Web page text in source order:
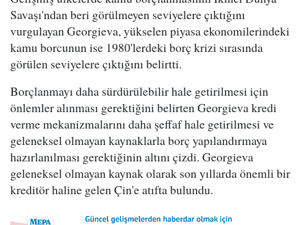
Savaşı'ndan beri görülmeyen seviyelere çıktığını
vurgulayan Georgieva, yükselen piyasa ekonomilerindeki
kamu borcunun ise 1980'lerdeki borç krizi sırasında
görülen seviyelere çıktığını belirtti.
Borçlanmayı daha sürdürülebilir hale getirilmesi için
önlemler alınması gerektiğini belirten Georgieva kredi
verme mekanizmalarını daha şeffaf hale getirilmesi ve
geleneksel olmayan kaynaklarla borç yapılandırmaya
hazırlanılması gerektiğinin altını çizdi. Georgieva
geleneksel olmayan kaynak olarak son yıllarda önemli bir
kreditör haline gelen Çin'e atıfta bulundu.